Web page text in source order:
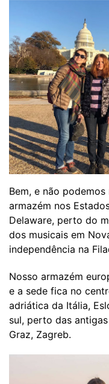
Bem, e não
armazém nos
Delaware, perto do
dos musicais em
independência na
Nosso armazém
e a sede fica no
adriática da Itália,
sul, perto das
Graz, Zagreb.